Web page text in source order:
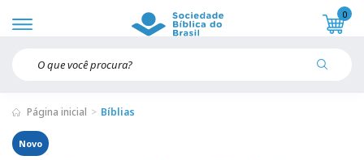
0
Página inicial Bíblias
Novo